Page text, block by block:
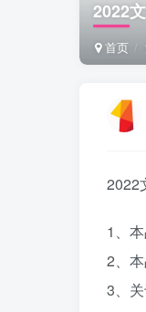
2022
首页
2022
1、
2、
3、